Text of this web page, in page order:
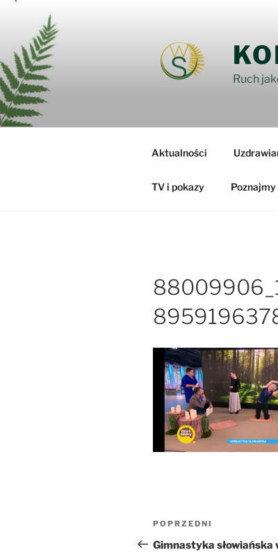
Przejdź
Ruch
Aktualności
TV i pokazy Poznajmy
Nawigacja
wpisu
Poprzedni
wpis
POPRZEDNI
Gimnastyka słowiańska